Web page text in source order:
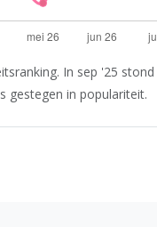
In sep '25 stond
gestegen in populariteit.